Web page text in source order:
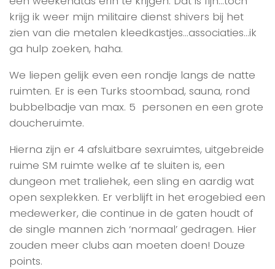
krijg ik weer mijn militaire dienst shivers bij het
zien van die metalen kleedkastjes…associaties…ik
ga hulp zoeken, haha.
We liepen gelijk even een rondje langs de natte
ruimten. Er is een Turks stoombad, sauna, rond
bubbelbadje van max. 5 personen en een grote
doucheruimte.
Hierna zijn er 4 afsluitbare sexruimtes, uitgebreide
ruime SM ruimte welke af te sluiten is, een
dungeon met traliehek, een sling en aardig wat
open sexplekken. Er verblijft in het erogebied een
medewerker, die continue in de gaten houdt of
de single mannen zich ‘normaal’ gedragen. Hier
zouden meer clubs aan moeten doen! Douze
points.